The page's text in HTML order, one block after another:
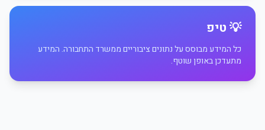
💡 טיפ
כל המידע מבוסס על נתונים ציבוריים ממשרד התחבורה. המידע
מתעדכן באופן שוטף.